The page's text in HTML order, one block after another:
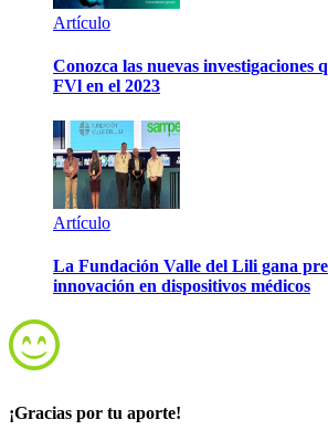
Artículo
Conozca las nuevas investigaciones
FVl en el 2023
Artículo
La Fundación Valle del Lili gana
innovación en dispositivos médicos
¡Gracias por tu aporte!